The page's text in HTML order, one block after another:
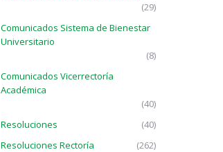
(29)
Comunicados Sistema de Bienestar
Universitario
(8)
Comunicados Vicerrectoría
Académica
(40)
Resoluciones
(40)
Resoluciones Rectoría
(262)